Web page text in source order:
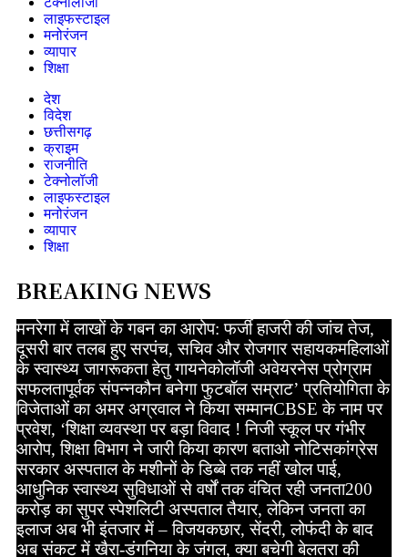
लाइफस्टाइल
मनोरंजन
व्यापार
शिक्षा
देश
विदेश
छत्तीसगढ़
क्राइम
राजनीति
टेक्नोलॉजी
लाइफस्टाइल
मनोरंजन
व्यापार
शिक्षा
BREAKING NEWS
मनरेगा में लाखों के गबन का आरोप: फर्जी हाजरी की जांच तेज,
दूसरी बार तलब हुए सरपंच, सचिव और रोजगार सहायकमहिलाओं
के स्वास्थ्य जागरूकता हेतु गायनेकोलॉजी अवेयरनेस प्रोग्राम
सफलतापूर्वक संपन्नकौन बनेगा फुटबॉल सम्राट’ प्रतियोगिता के
विजेताओं का अमर अग्रवाल ने किया सम्मानCBSE के नाम पर
प्रवेश, ‘शिक्षा व्यवस्था पर बड़ा विवाद ! निजी स्कूल पर गंभीर
आरोप, शिक्षा विभाग ने जारी किया कारण बताओ नोटिसकांग्रेस
सरकार अस्पताल के मशीनों के डिब्बे तक नहीं खोल पाई,
आधुनिक स्वास्थ्य सुविधाओं से वर्षों तक वंचित रही जनता200
करोड़ का सुपर स्पेशलिटी अस्पताल तैयार, लेकिन जनता का
इलाज अब भी इंतजार में – विजयकछार, सेंदरी, लोफंदी के बाद
अब संकट में खैरा-डंगनिया के जंगल, क्या बचेगी बेलतरा की